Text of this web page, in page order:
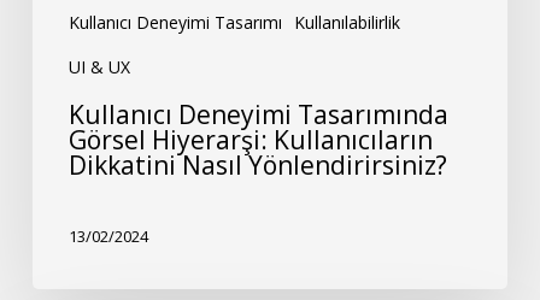
Kullanıcı Deneyimi Tasarımı
Kullanılabilirlik
UI & UX
Kullanıcı Deneyimi Tasarımında
Görsel Hiyerarşi: Kullanıcıların
Dikkatini Nasıl Yönlendirirsiniz?
13/02/2024